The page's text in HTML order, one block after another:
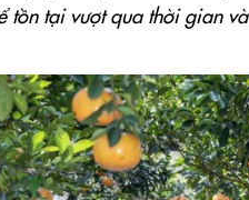
tồn tại vượt qua thời gian